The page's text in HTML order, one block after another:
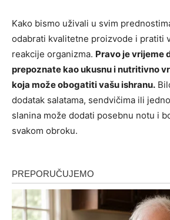
Kako bismo uživali u svim
odabrati kvalitetne proizvode i pratiti
reakcije organizma. Pravo je vrijeme
prepoznate kao ukusnu i nutritivno
koja može obogatiti vašu ishranu.
dodatak salatama, sendvičima ili
slanina može dodati posebnu notu i
svakom obroku.